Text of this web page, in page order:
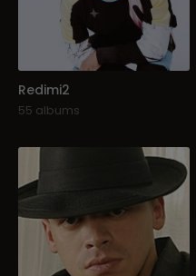
Redimi2
55 albums